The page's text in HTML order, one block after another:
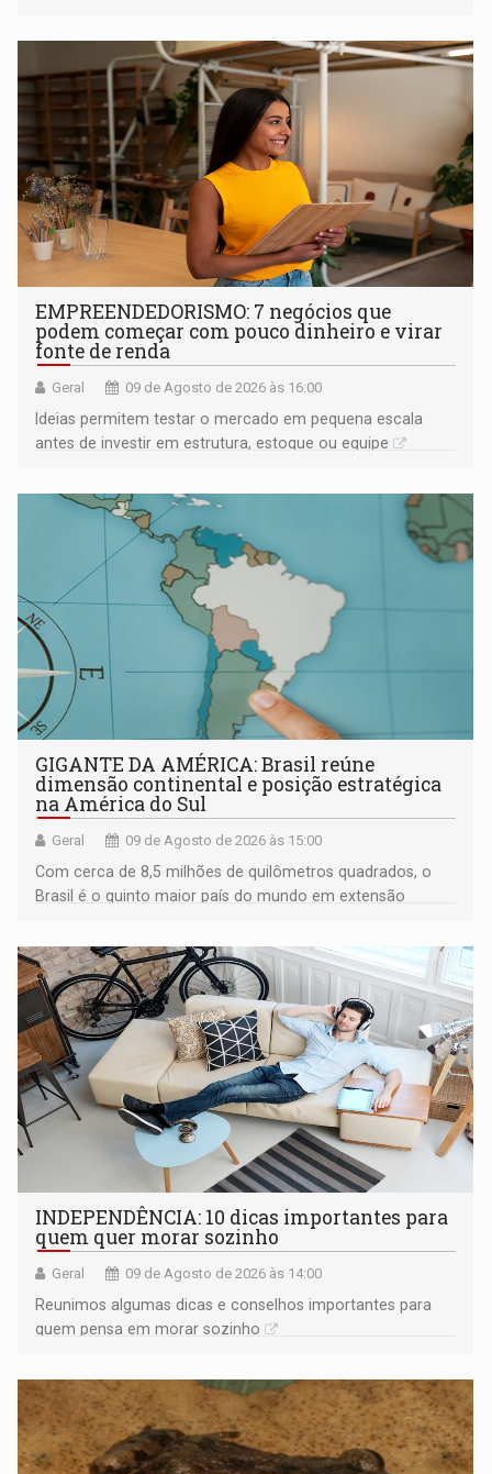
EMPREENDEDORISMO: 7 negócios que
podem começar com pouco dinheiro e virar
fonte de renda
Geral 09 de Agosto de 2026 às 16:00
Ideias permitem testar o mercado em pequena escala
antes de investir em estrutura, estoque ou equipe
GIGANTE DA AMÉRICA: Brasil reúne
dimensão continental e posição estratégica
na América do Sul
Geral 09 de Agosto de 2026 às 15:00
Com cerca de 8,5 milhões de quilômetros quadrados, o
Brasil é o quinto maior país do mundo em extensão
INDEPENDÊNCIA: 10 dicas importantes para
quem quer morar sozinho
Geral 09 de Agosto de 2026 às 14:00
Reunimos algumas dicas e conselhos importantes para
quem pensa em morar sozinho